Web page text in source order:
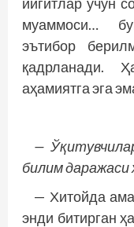
муаммоси…
эътибор
қадрланади.
аҳамиятга эга
—
билим даражаси
— Хитойда
энди битирган